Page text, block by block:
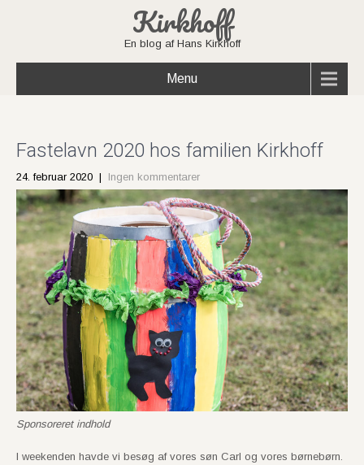
Kirkhoff
En blog af Hans Kirkhoff
Menu
Fastelavn 2020 hos familien Kirkhoff
24. februar 2020 | Ingen kommentarer
Sponsoreret indhold
I weekenden havde vi besøg af vores søn Carl og vores børnebørn.